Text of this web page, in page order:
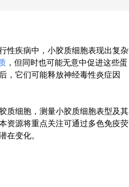
性疾病中，小胶质细胞表现出复杂
，但同时也可能无意中促进这些蛋
，它们可能释放神经毒性炎症因
质细胞，测量小胶质细胞表型及其
资源将重点关注可通过多色免疫荧
变化。